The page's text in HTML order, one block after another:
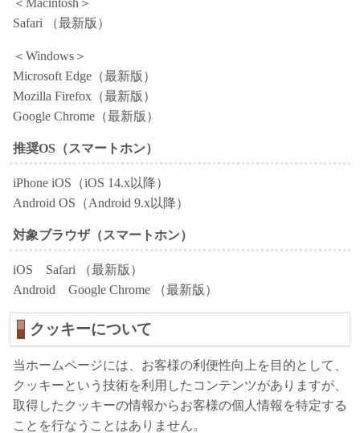
＜Macintosh＞
Safari （最新版）
＜Windows＞
Microsoft Edge（最新版）
Mozilla Firefox（最新版）
Google Chrome（最新版）
推奨OS（スマートホン）
iPhone iOS（iOS 14.x以降）
Android OS（Android 9.x以降）
対象ブラウザ（スマートホン）
iOS Safari （最新版）
Android Google Chrome （最新版）
クッキーについて
当ホームページには、お客様の利便性向上を目的として、
クッキーという技術を利用したコンテンツがありますが、
取得したクッキーの情報からお客様の個人情報を特定する
ことを行なうことはありません。